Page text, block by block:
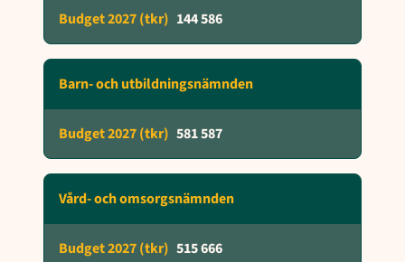
144 586
Barn- och utbildningsnämnden
581 587
Vård- och omsorgsnämnden
515 666